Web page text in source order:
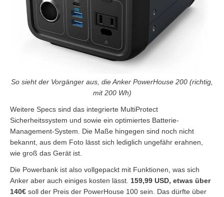
So sieht der Vorgänger aus, die Anker PowerHouse 200 (richtig,
mit 200 Wh)
Weitere Specs sind das integrierte MultiProtect
Sicherheitssystem und sowie ein optimiertes Batterie-
Management-System. Die Maße hingegen sind noch nicht
bekannt, aus dem Foto lässt sich lediglich ungefähr erahnen,
wie groß das Gerät ist.
Die Powerbank ist also vollgepackt mit Funktionen, was sich
Anker aber auch einiges kosten lässt. 159,99 USD, etwas über
140€ soll der Preis der PowerHouse 100 sein. Das dürfte über